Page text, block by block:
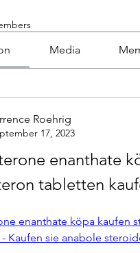
Media
Roehrig
Roehrig
17, 2023
enanthate
tabletten
enanthate köpa kaufen
Kaufen sie anabole